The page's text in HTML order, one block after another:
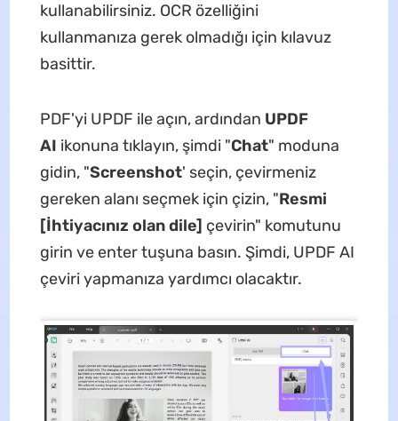
kullanabilirsiniz. OCR özelliğini
kullanmanıza gerek olmadığı için kılavuz
basittir.
PDF'yi UPDF ile açın, ardından UPDF
AI ikonuna tıklayın, şimdi "Chat" moduna
gidin, "Screenshot' seçin, çevirmeniz
gereken alanı seçmek için çizin, "Resmi
[İhtiyacınız olan dile] çevirin" komutunu
girin ve enter tuşuna basın. Şimdi, UPDF AI
çeviri yapmanıza yardımcı olacaktır.